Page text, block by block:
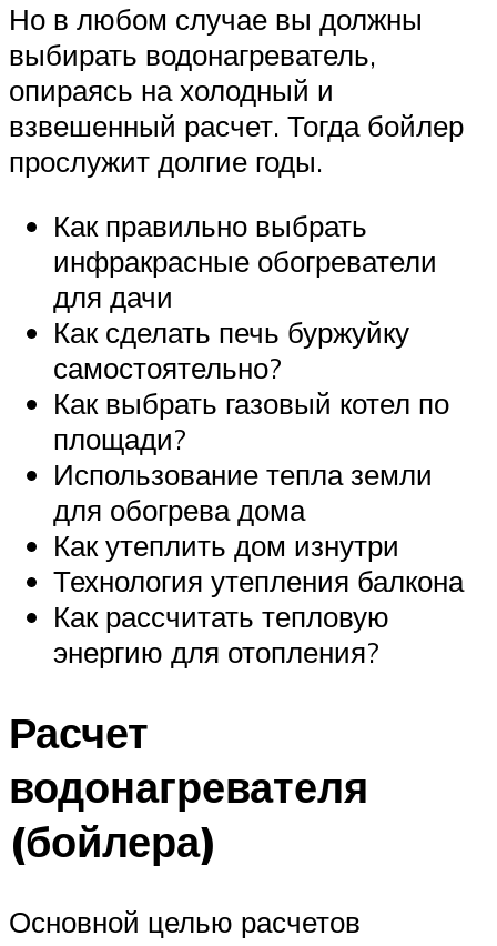
Но в любом случае вы должны
выбирать водонагреватель,
опираясь на холодный и
взвешенный расчет. Тогда бойлер
прослужит долгие годы.
Как правильно выбрать
инфракрасные обогреватели
для дачи
Как сделать печь буржуйку
самостоятельно?
Как выбрать газовый котел по
площади?
Использование тепла земли
для обогрева дома
Как утеплить дом изнутри
Технология утепления балкона
Как рассчитать тепловую
энергию для отопления?
Расчет
водонагревателя
(бойлера)
Основной целью расчетов